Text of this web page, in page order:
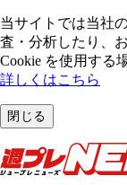
当サイトでは当社
査・分析したり、
Cookie を使⽤する
詳しくはこちら
閉じる